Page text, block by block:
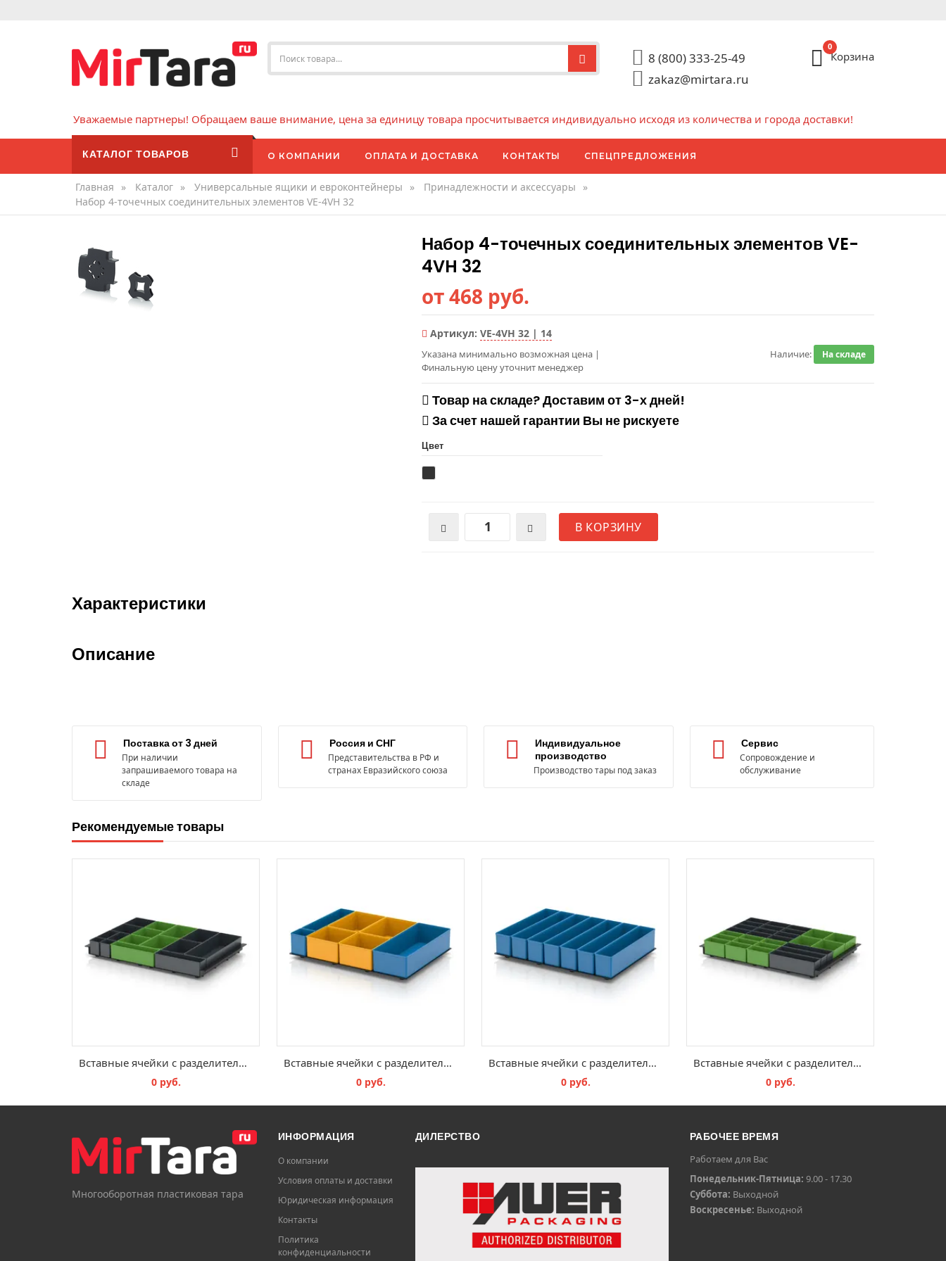
8 (800) 333-25-49
zakaz@mirtara.ru
0
Корзина
Уважаемые партнеры! Обращаем ваше внимание, цена за единицу товара просчитывается индивидуально исходя из количества и города доставки!
КАТАЛОГ ТОВАРОВ О КОМПАНИИ ОПЛАТА И ДОСТАВКА КОНТАКТЫ СПЕЦПРЕДЛОЖЕНИЯ
Главная » Каталог » Универсальные ящики и евроконтейнеры » Принадлежности и аксессуары
»
Набор 4-точечных соединительных элементов VE-4VH 32
Набор 4-точечных соединительных элементов VE-
4VH 32
от 468 руб.
Артикул: VE-4VH 32 | 14
Указана минимально возможная цена |
Финальную цену уточнит менеджер
Наличие: На складе
Товар на складе? Доставим от 3-х дней!
За счет нашей гарантии Вы не рискуете
Цвет
В КОРЗИНУ
Характеристики
Описание
Поставка от 3 дней
При наличии
запрашиваемого товара на
складе
Россия и СНГ
Представительства в РФ и
странах Евразийского союза
Индивидуальное
производство
Производство тары под заказ
Сервис
Сопровождение и
обслуживание
Рекомендуемые товары
Вставные ячейки с разделительной вставкой EG TEK 64 B7
0 руб.
Вставные ячейки с разделительной вставкой TB TEK 43 B6
0 руб.
Вставные ячейки с разделительной вставкой TB TEK 43 В2
0 руб.
Вставные ячейки с разделительной вставкой EG TEK 64 B3
0 руб.
Многооборотная пластиковая тара
ИНФОРМАЦИЯ
О компании
Условия оплаты и доставки
Юридическая информация
Контакты
Политика
конфиденциальности
ДИЛЕРСТВО РАБОЧЕЕ ВРЕМЯ
Работаем для Вас
Понедельник-Пятница: 9.00 - 17.30
Суббота: Выходной
Воскресенье: Выходной